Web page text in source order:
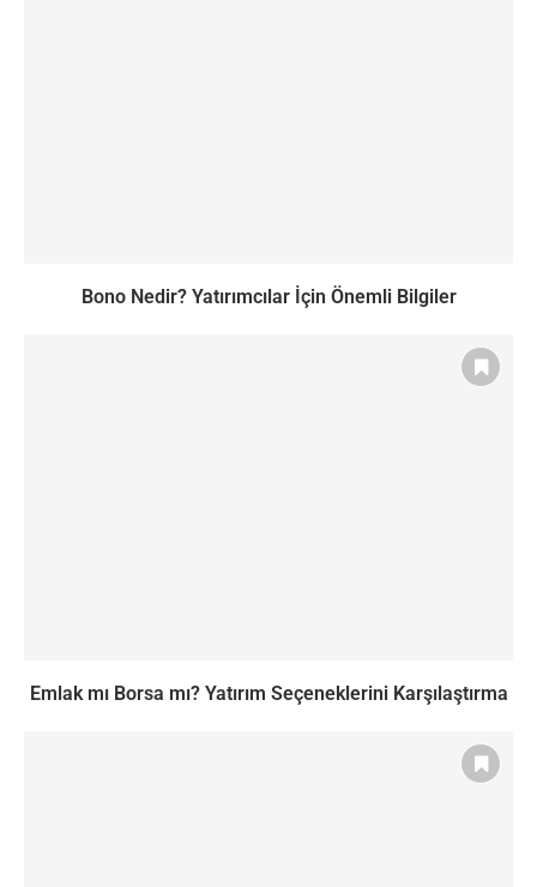
Bono Nedir? Yatırımcılar İçin Önemli Bilgiler
Emlak mı Borsa mı? Yatırım Seçeneklerini Karşılaştırma